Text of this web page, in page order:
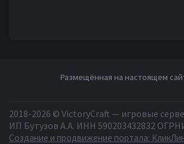
Размещённая на настоящем
2018-2026 © VictoryCraft — игровые
ИП Бутузов А.А. ИНН 590203432832
Создание и продвижение портала: